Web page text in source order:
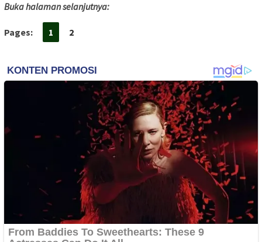
Buka halaman selanjutnya:
Pages: 1 2